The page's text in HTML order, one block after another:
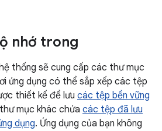
nhớ trong
thống sẽ cung cấp các thư mục
ứng dụng có thể sắp xếp các tệp
thiết kế để lưu các tệp bền vững
mục khác chứa các tệp đã lưu
dụng. Ứng dụng của bạn không